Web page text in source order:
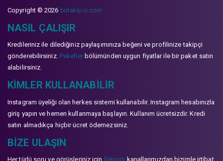
Copyright © 2026 birtakipci.com
NASIL ÇALIŞIR
Kredileriniz ile dilediğiniz paylaşımınıza beğeni ve profilinize takipçi
gönderebilirsiniz. Paketlerbölümünden uygun fiyatlar ile bir paket satın
alabilirsiniz.
KIMLER KULLANABILIR
Instagram üyeliği olan herkes sistemi kullanabilir. Instagram hesabınızla
giriş yapın ve hemen kullanmaya başlayın. Kullanım ücretsizdir. Kredi
satın almadıkça hiçbir ücret ödemezsiniz.
BIZE ULAŞIN
Her türlü soru ve görüşleriniz için İletişim kanallarımızdan bizimle irtibat